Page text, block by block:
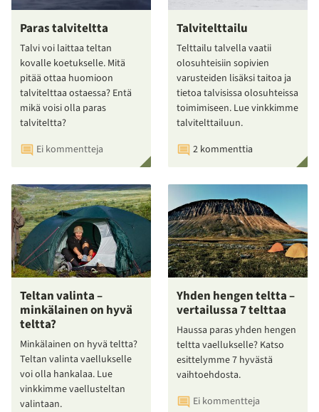
Paras talviteltta
Talvi voi laittaa teltan
kovalle koetukselle. Mitä
pitää ottaa huomioon
talvitelttaa ostaessa? Entä
mikä voisi olla paras
talviteltta?
Ei kommentteja
Talvitelttailu
Telttailu talvella vaatii
olosuhteisiin sopivien
varusteiden lisäksi taitoa ja
tietoa talvisissa olosuhteissa
toimimiseen. Lue vinkkimme
talvitelttailuun.
2 kommenttia
Teltan valinta –
minkälainen on hyvä
teltta?
Minkälainen on hyvä teltta?
Teltan valinta vaellukselle
voi olla hankalaa. Lue
vinkkimme vaellusteltan
valintaan.
Yhden hengen teltta –
vertailussa 7 telttaa
Haussa paras yhden hengen
teltta vaellukselle? Katso
esittelymme 7 hyvästä
vaihtoehdosta.
Ei kommentteja